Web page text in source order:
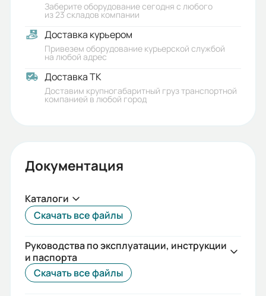
Заберите оборудование сегодня с любого
из 23 складов компании
Доставка курьером
Привезем оборудование курьерской службой
на любой адрес
Доставка ТК
Доставим крупногабаритный груз транспортной
компанией в любой город
Документация
Каталоги
Скачать все файлы
Руководства по эксплуатации, инструкции
и паспорта
Скачать все файлы